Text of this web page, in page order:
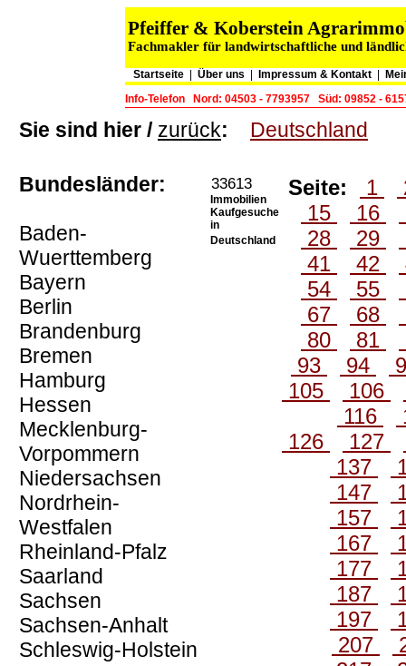
Pfeiffer & Koberstein
Fachmakler für landwirtschaftliche und
Startseite Über uns Impressum & Kontakt
Info-Telefon
Nord: 04503 - 7793957 Süd: 09852 -
Sie sind hier / zurück: Deutschland
Bundesländer:
Baden-
Wuerttemberg
Bayern
Berlin
Brandenburg
Bremen
Hamburg
Hessen
Mecklenburg-
Vorpommern
Niedersachsen
Nordrhein-
Westfalen
Rheinland-Pfalz
Saarland
Sachsen
Sachsen-Anhalt
Schleswig-Holstein
33613
Immobilien
Kaufgesuche
in
Deutschland
Seite: 1
15
16
28
29
41
42
54
55
67
68
80
81
93
94
105
106
116
126
127
137
147
157
167
177
187
197
207